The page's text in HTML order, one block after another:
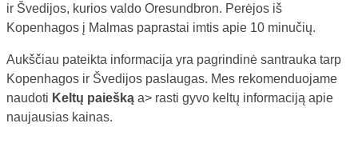
ir Švedijos, kurios valdo Oresundbron. Perėjos iš
Kopenhagos į Malmas paprastai imtis apie 10 minučių.
Aukščiau pateikta informacija yra pagrindinė santrauka tarp
Kopenhagos ir Švedijos paslaugas. Mes rekomenduojame
naudoti Keltų paiešką a> rasti gyvo keltų informaciją apie
naujausias kainas.